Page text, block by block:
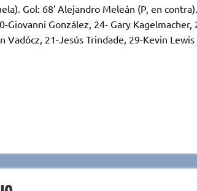
Gol: 68′ Alejandro Meleán (P, en
Giovanni González, 24- Gary Kagelmacher,
Vadócz, 21-Jesús Trindade, 29-Kevin Lewis